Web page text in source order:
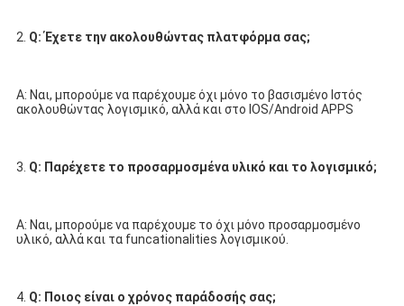
2. Q: Έχετε την ακολουθώντας πλατφόρμα σας;
Α: Ναι, μπορούμε να παρέχουμε όχι μόνο το βασισμένο Ιστός
ακολουθώντας λογισμικό, αλλά και στο IOS/Android APPS
3. Q: Παρέχετε το προσαρμοσμένα υλικό και το λογισμικό;
Α: Ναι, μπορούμε να παρέχουμε το όχι μόνο προσαρμοσμένο
υλικό, αλλά και τα funcationalities λογισμικού.
4. Q: Ποιος είναι ο χρόνος παράδοσής σας;